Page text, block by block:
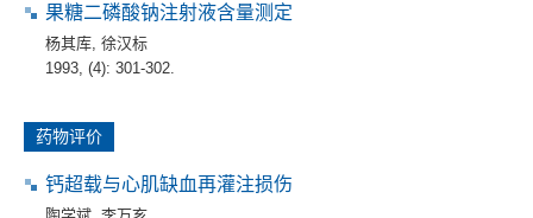
果糖二磷酸钠注射液含量测定
杨其库 徐汉标
1993, (4): 301-302.
药物评价
钙超载与心肌缺血再灌注损伤